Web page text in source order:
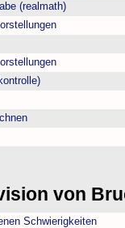
(realmath)
von
Schwierigkeiten